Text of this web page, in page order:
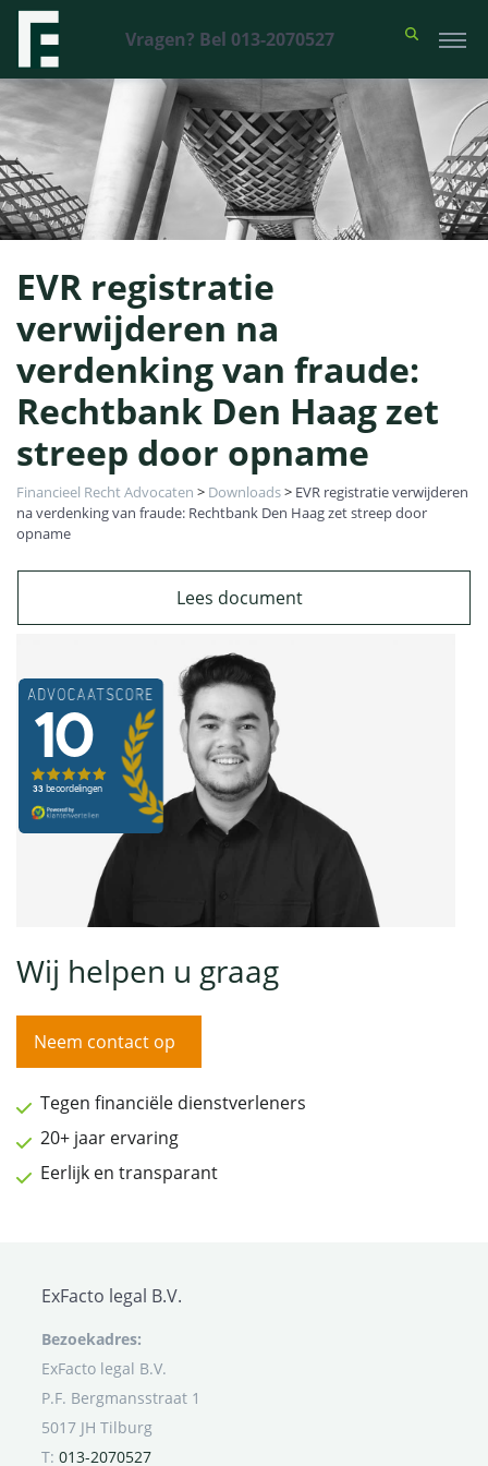
Vragen? Bel 013-2070527
EVR registratie
verwijderen na
verdenking van fraude:
Rechtbank Den Haag zet
streep door opname
Financieel Recht Advocaten > Downloads> EVR registratie verwijderen
na verdenking van fraude: Rechtbank Den Haag zet streep door
opname
Lees document
Wij helpen u graag
Neem contact op
Tegen financiële dienstverleners
20+ jaar ervaring
Eerlijk en transparant
ExFacto legal B.V.
Bezoekadres:
ExFacto legal B.V.
P.F. Bergmansstraat 1
5017 JH Tilburg
T: 013-2070527